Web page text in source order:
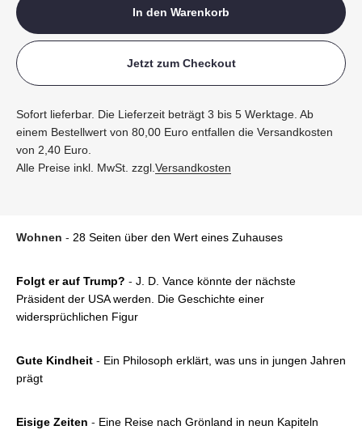
In den Warenkorb
Jetzt zum Checkout
Sofort lieferbar. Die Lieferzeit beträgt 3 bis 5 Werktage. Ab
einem Bestellwert von 80,00 Euro entfallen die Versandkosten
von 2,40 Euro.
Alle Preise inkl. MwSt. zzgl. Versandkosten
Wohnen - 28 Seiten über den Wert eines Zuhauses
Folgt er auf Trump? - J. D. Vance könnte der nächste
Präsident der USA werden. Die Geschichte einer
widersprüchlichen Figur
Gute Kindheit - Ein Philosoph erklärt, was uns in jungen Jahren
prägt
Eisige Zeiten - Eine Reise nach Grönland in neun Kapiteln